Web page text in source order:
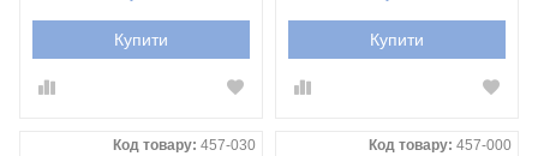
Купити Купити
Код товару: 457-030 Код товару: 457-000